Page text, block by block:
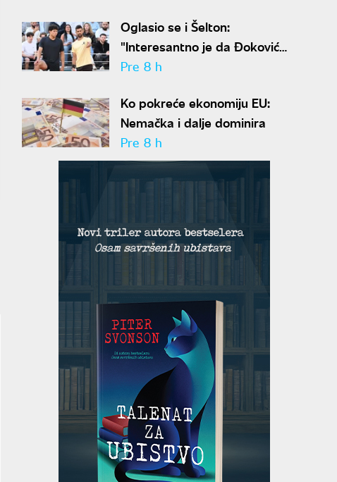
Oglasio se i Šelton:
"Interesantno je da Đoković
predlaže skraćenje mečeva..."
Pre 8 h
Ko pokreće ekonomiju EU:
Nemačka i dalje dominira
Pre 8 h